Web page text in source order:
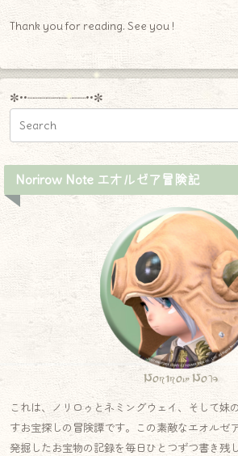
Thank you for reading. See you !
✼••┈┈┈┈┈┈┈┈┈••✼
Norirow Note エオルゼア冒険記
Norirow Note
これは、ノリロゥとネミングウェイ、そして妹
すお宝探しの冒険譚です。この素敵なエオルゼ
発掘したお宝物の記録を毎日ひとつずつ書き残